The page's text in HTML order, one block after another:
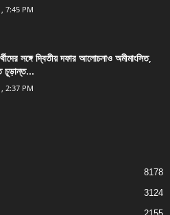
7:45 PM
সঙ্গে দ্বিতীয় দফার আলোচনাও অমীমাংসিত,
চূড়ান্ত...
2:37 PM
8178
3124